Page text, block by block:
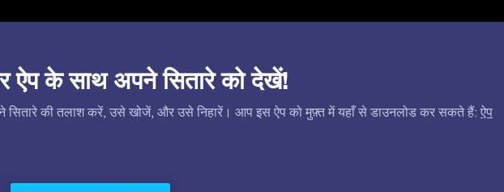
ऐप के साथ अपने सितारे को देखें!
सितारे की तलाश करें, उसे खोजें, और उसे निहारें। आप इस ऐप को मुफ़्त में यहाँ से डाउनलोड कर सकते हैं: ऐप